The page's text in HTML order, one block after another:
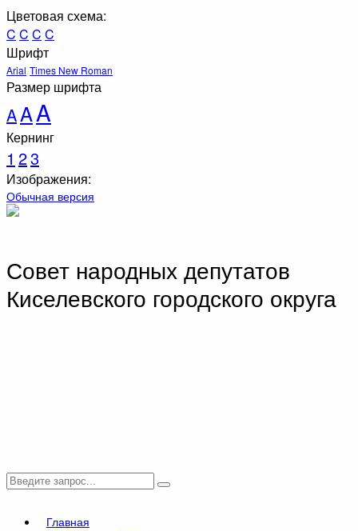
Цветовая схема:
C C C C
Шрифт
Arial Times New Roman
Размер шрифта
AAA
Кернинг
1 23
Изображения:
Обычная версия
Совет народных депутатов
Киселевского городского округа
Главная